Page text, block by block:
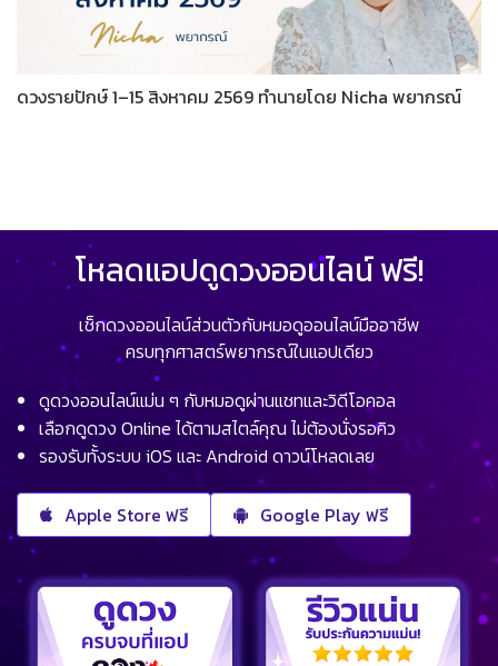
ดวงรายปักษ์ 1–15 สิงหาคม 2569 ทำนายโดย Nicha พยากรณ์
โหลดแอปดูดวงออนไลน์ ฟรี!
เช็กดวงออนไลน์ส่วนตัวกับหมอดูออนไลน์มืออาชีพ
ครบทุกศาสตร์พยากรณ์ในแอปเดียว
ดูดวงออนไลน์แม่น ๆ กับหมอดูผ่านแชทและวิดีโอคอล
เลือกดูดวง Online ได้ตามสไตล์คุณ ไม่ต้องนั่งรอคิว
รองรับทั้งระบบ iOS และ Android ดาวน์โหลดเลย
Apple Store ฟรี Google Play ฟรี